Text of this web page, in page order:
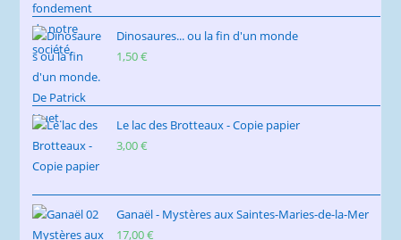
Dinosaures... ou la fin d'un monde
1,50€
Le lac des Brotteaux - Copie papier
3,00€
Ganaël - Mystères aux Saintes-Maries-de-la-Mer
17,00€